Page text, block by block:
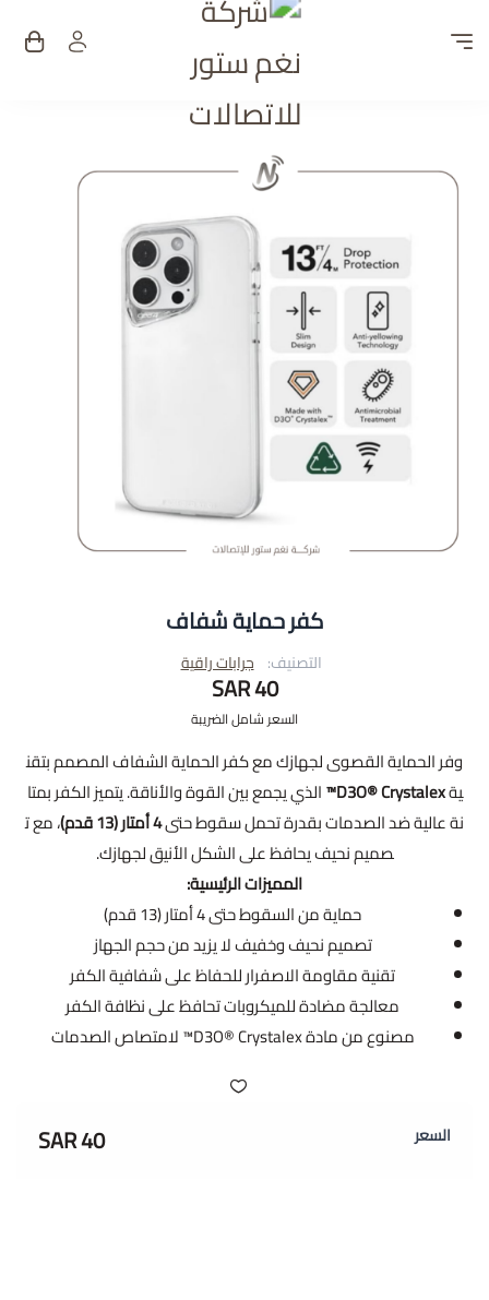
شركة نغم ستور
كفر حماية شفاف
التصنيف: جرابات راقية
40 SAR
السعر شامل الضريبة
وفر الحماية القصوى لجهازك مع كفر الحماية الشفاف المصمم بتقن
يةD3O® Crystalex™ الذي يجمع بين القوة والأناقة. يتميز الكفر بمتا
نة عالية ضد الصدمات بقدرة تحمل سقوط حتى4 أمتار (13 قدم)
، مع ت
صميم نحيف يحافظ على الشكل الأنيق لجهازك.
المميزات الرئيسية:
حماية من السقوط حتى 4 أمتار (13 قدم)
تصميم نحيف وخفيف لا يزيد من حجم الجهاز
تقنية مقاومة الاصفرار للحفاظ على شفافية الكفر
معالجة مضادة للميكروبات تحافظ على نظافة الكفر
مصنوع من مادة D3O® Crystalex™ لامتصاص الصدمات
السعر 40 SAR